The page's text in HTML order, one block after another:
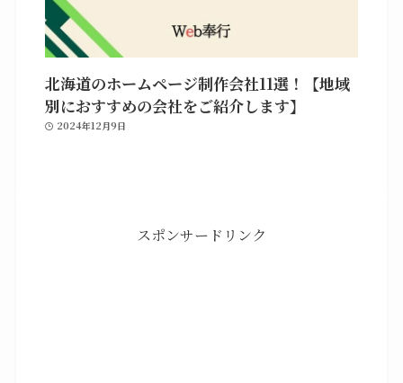
北海道のホームページ制作会社11選！【地域
別におすすめの会社をご紹介します】
2024年12月9日
スポンサードリンク